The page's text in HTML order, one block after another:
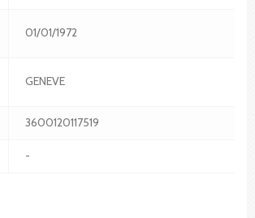
01/01/1972
GENEVE
3600120117519
-